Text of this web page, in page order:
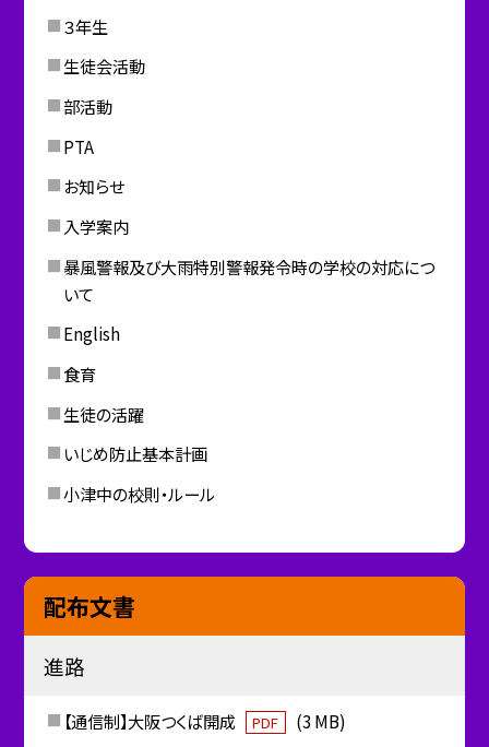
３年生
生徒会活動
部活動
PTA
お知らせ
入学案内
暴風警報及び大雨特別警報発令時の学校の対応につ
いて
English
食育
生徒の活躍
いじめ防止基本計画
小津中の校則・ルール
配布文書
進路
【通信制】大阪つくば開成 PDF
(3 MB)